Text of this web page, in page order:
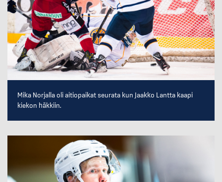
Mika Norjalla oli aitiopaikat seurata kun Jaakko Lantta kaapi
kiekon häkkiin.